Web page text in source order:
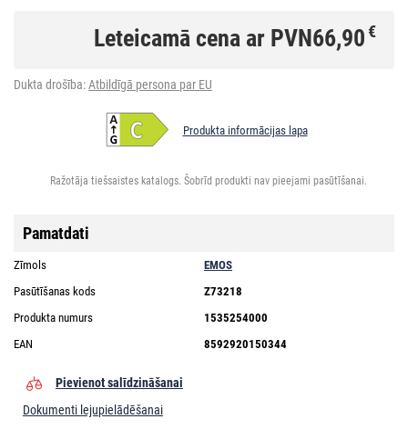
Leteicamā cena ar PVN66,90€
Dukta drošība:Atbildīgā persona par EU
Produkta informācijas lapa
Ražotāja tiešsaistes katalogs. Šobrīd produkti nav pieejami pasūtīšanai.
Pamatdati
Zīmols
EMOS
Pasūtīšanas kods
Z73218
Produkta numurs
1535254000
EAN
8592920150344
Pievienot salīdzināšanai
Dokumenti lejupielādēšanai